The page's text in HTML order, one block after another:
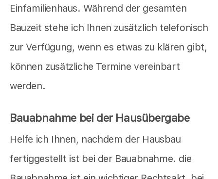
Einfamilienhaus. Während der gesamten
Bauzeit stehe ich Ihnen zusätzlich telefonisch
zur Verfügung, wenn es etwas zu klären gibt,
können zusätzliche Termine vereinbart
werden.
Bauabnahme bei der Hausübergabe
Helfe ich Ihnen, nachdem der Hausbau
fertiggestellt ist bei der Bauabnahme. die